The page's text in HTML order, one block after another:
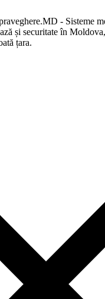
- Sisteme
și securitate în
țara.